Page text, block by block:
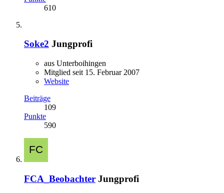
610
Soke2 Jungprofi
aus Unterboihingen
Mitglied seit 15. Februar 2007
Website
Beiträge
109
Punkte
590
FCA_Beobachter Jungprofi